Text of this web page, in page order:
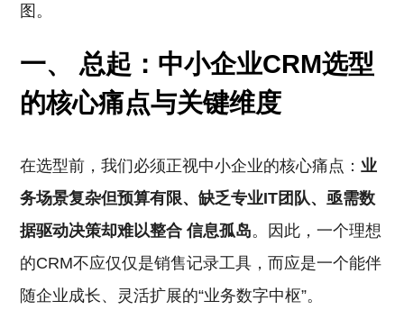
图。
一、 总起：中小企业CRM选型
的核心痛点与关键维度
在选型前，我们必须正视中小企业的核心痛点：业
务场景复杂但预算有限、缺乏专业IT团队、亟需数
据驱动决策却难以整合 信息孤岛。因此，一个理想
的CRM不应仅仅是销售记录工具，而应是一个能伴
随企业成长、灵活扩展的“业务数字中枢”。